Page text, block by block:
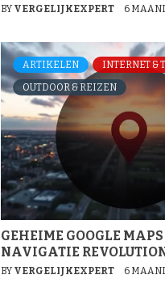
BY VERGELIJKEXPERT 6
ARTIKELEN
INTERNET &
OUTDOOR & REIZEN
GEHEIME GOOGLE MAPS
NAVIGATIE
BY VERGELIJKEXPERT 6